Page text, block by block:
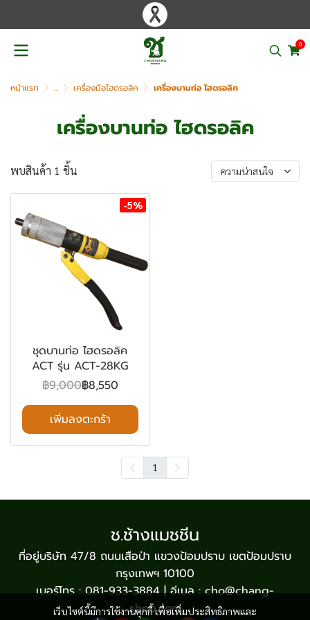
0
หน้าแรก ... เครื่องมือไฮดรอลิค เครื่องบานท่อ ไฮดรอลิค
เครื่องบานท่อ ไฮดรอลิค
พบสินค้า 1 ชิ้น ความน่าสนใจ
-5%
ชุดบานท่อ ไฮดรอลิค
ACT รุ่น ACT-28KG
฿9,000฿8,550
เพิ่มลงตะกร้า
1
เว็บไซต์นี้มีการใช้งานคุกกี้ เพื่อเพิ่มประสิทธิภาพและ
ช.ช้างแมชชีน
ที่อยู่บริษัท 47/8 ถนนเสือป่า แขวงป้อมปราบ เขตป้อมปราบ
กรุงเทพฯ 10100
เบอร์โทร : 081-933-3884 | อีเมล : cho@chang-
shop.com